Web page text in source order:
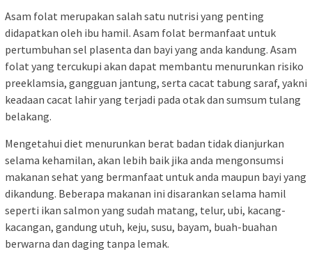
Asam folat merupakan salah satu nutrisi yang penting
didapatkan oleh ibu hamil. Asam folat bermanfaat untuk
pertumbuhan sel plasenta dan bayi yang anda kandung. Asam
folat yang tercukupi akan dapat membantu menurunkan risiko
preeklamsia, gangguan jantung, serta cacat tabung saraf, yakni
keadaan cacat lahir yang terjadi pada otak dan sumsum tulang
belakang.
Mengetahui diet menurunkan berat badan tidak dianjurkan
selama kehamilan, akan lebih baik jika anda mengonsumsi
makanan sehat yang bermanfaat untuk anda maupun bayi yang
dikandung. Beberapa makanan ini disarankan selama hamil
seperti ikan salmon yang sudah matang, telur, ubi, kacang-
kacangan, gandung utuh, keju, susu, bayam, buah-buahan
berwarna dan daging tanpa lemak.